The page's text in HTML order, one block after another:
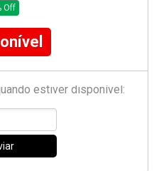
Off
estiver disponível: